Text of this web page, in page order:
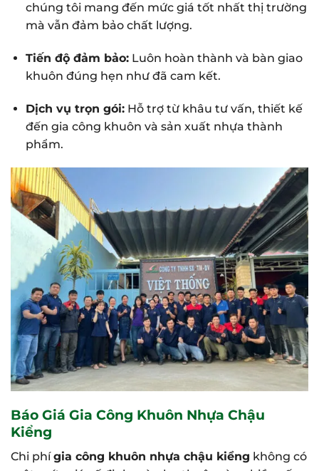
chúng tôi mang đến mức giá tốt nhất thị trường
mà vẫn đảm bảo chất lượng.
Tiến độ đảm bảo:Luôn hoàn thành và bàn giao
khuôn đúng hẹn như đã cam kết.
Dịch vụ trọn gói:Hỗ trợ từ khâu tư vấn, thiết kế
đến gia công khuôn và sản xuất nhựa thành
phẩm.
Báo Giá Gia Công Khuôn Nhựa Chậu
Kiểng
Chi phígia công khuôn nhựa chậu kiểng không có